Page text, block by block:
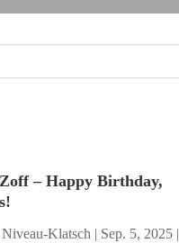
– Happy Birthday,
Klatsch | Sep. 5, 2025|